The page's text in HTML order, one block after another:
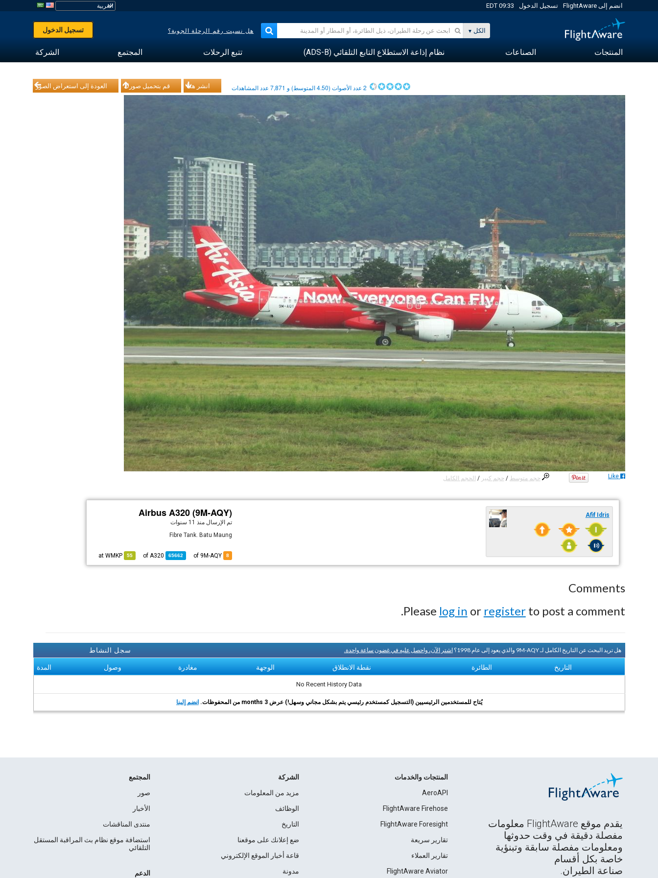
انضم إلى FlightAware تسجيل الدخول 09:33 EDT
الكل هل نسيت رقم الرحلة الجوية؟ تسجيل الدخول
المنتجات الصناعات نظام إذاعة الاستطلاع التابع التلقائي (ADS-B) تتبع الرحلات المجتمع الشركة
العودة إلى استعراض الصور قم بتحميل صورك انشر هذا 2عدد الأصوات (4.50المتوسط) و 7,871عدد المشاهدات
حجم متوسط / حجم كبير / الحجم الكامل Like
Airbus A320 (9M-AQY)
تم الإرسال منذ 11 سنوات
Fibre Tank. Batu Maung
8
65662
A320
55
WMKP
Afif Idris
Comments
Please log in or registerto post a comment.
سجل النشاط هل تريد البحث عن التاريخ الكامل لـ 9M-AQY والذي يعود إلى عام 1998؟ اشتر الآن، واحصل عليه في غضون ساعة واحدة.
التاريخ الطائرة نقطة الانطلاق الوجهة مغادرة وصول المدة
No Recent History Data
يُتاح للمستخدمين الرئيسيين (التسجيل كمستخدم رئيسي يتم بشكل مجاني وسهل!) عرض 3 months من المحفوظات. انضم إلينا
يقدم موقع FlightAware معلومات
مفصلة دقيقة في وقت حدوثها
ومعلومات مفصلة سابقة وتبنؤية
خاصة بكل أقسام
صناعة الطيران.
المنتجات والخدمات
AeroAPI
FlightAware Firehose
FlightAware Foresight
تقارير سريعة
تقارير العملاء
FlightAware Aviator
الشركة
مزيد من المعلومات
الوظائف
التاريخ
ضع إعلانك على موقعنا
قاعة أخبار الموقع الإلكتروني
مدونة
المجتمع
صور
الأخبار
منتدى المناقشات
استضافة موقع نظام بث المراقبة المستقل
التلقائي
الدعم